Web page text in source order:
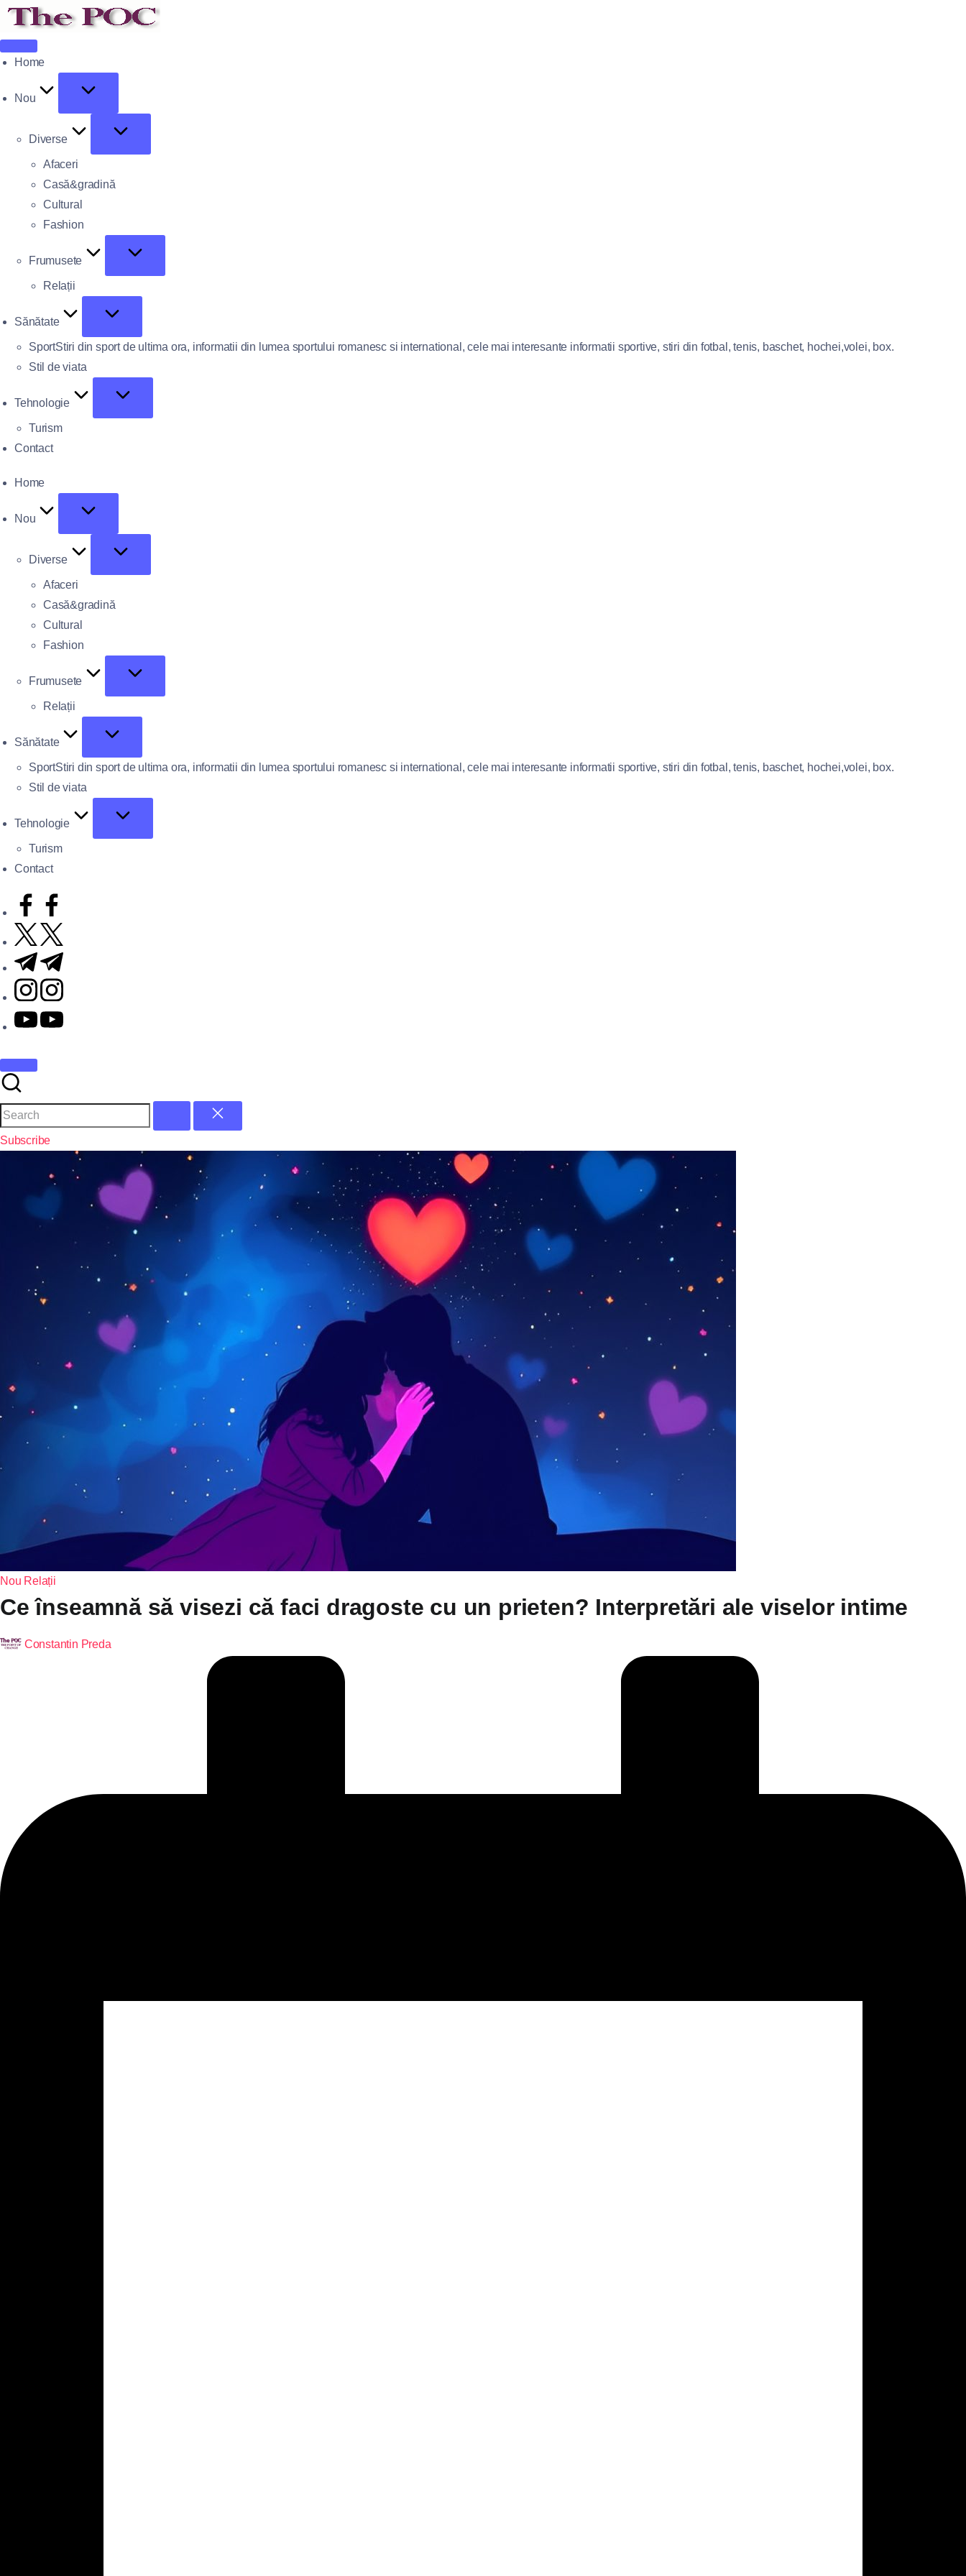
Home
Nou
Diverse
Afaceri
Casă&gradină
Cultural
Fashion
Frumusete
Relații
Sănătate
SportStiri din sport de ultima ora, informatii din lumea sportului romanesc si international, cele mai interesante informatii sportive, stiri din fotbal, tenis, baschet, hochei,volei, box.
Stil de viata
Tehnologie
Turism
Contact
Home
Nou
Diverse
Afaceri
Casă&gradină
Cultural
Fashion
Frumusete
Relații
Sănătate
SportStiri din sport de ultima ora, informatii din lumea sportului romanesc si international, cele mai interesante informatii sportive, stiri din fotbal, tenis, baschet, hochei,volei, box.
Stil de viata
Tehnologie
Turism
Contact
Subscribe
Nou Relații
Ce înseamnă să visezi că faci dragoste cu un prieten? Interpretări ale viselor intime
Constantin Preda